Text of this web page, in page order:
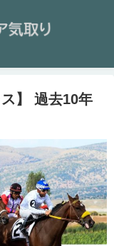
】 過去10年